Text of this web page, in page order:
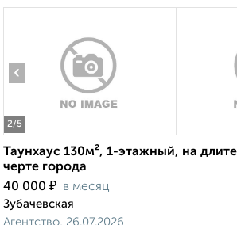
2/5
‹
Таунхаус 130м², 1-этажный, на
черте города
40 000 ₽ в месяц
Зубачевская
Агентство, 26.07.2026